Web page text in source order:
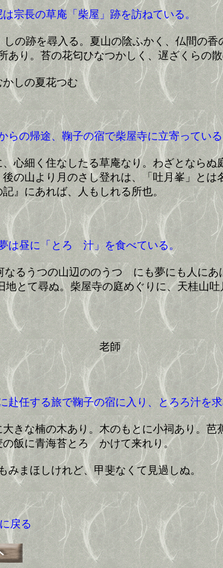
長の草庵「柴屋」跡を訪ねている。
しの跡を尋入る。夏山の陰ふかく、仏間の
り。苔の花匂ひなつかしく、遅ざくらの
の夏花つむ
の帰途、鞠子の宿で柴屋寺に立寄っている
心細く住なしたる草庵なり。わざとならぬ
の山より月のさし登れは、「吐月峯」とは
』にあれば、人もしれる所也。
昼に「とろゝ汁」を食べている。
なるうつの山辺ののうつゝにも夢にも人に
地とて尋ぬ。柴屋寺の庭めぐりに、天桂山
老師
任する旅で鞠子の宿に入り、とろろ汁を
きな楠の木あり。木のもとに小祠あり。芭
飯に青海苔とろゝかけて来れり。
まほしけれど、甲斐なくて見過しぬ。
戻る